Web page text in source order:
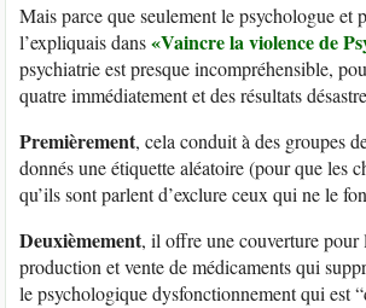
Mais parce que seulement le psychologue et
l’expliquais dans«Vaincre la violence de
psychiatrie est presque incompréhensible,
quatre immédiatement et des résultats
Premièrement, cela conduit à des groupes
donnés une étiquette aléatoire (pour que les
qu’ils sont parlent d’exclure ceux qui ne le
Deuxièmement, il offre une couverture pour
production et vente de médicaments qui
le psychologique dysfonctionnement qui est